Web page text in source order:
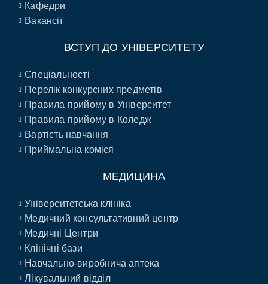
Кафедри
Вакансії
ВСТУП ДО УНІВЕРСИТЕТУ
Спеціальності
Перелік конкурсних предметів
Правила прийому в Університет
Правила прийому в Коледж
Вартість навчання
Приймальна коміся
МЕДИЦИНА
Університетська клініка
Медичний консультативний центр
Медичні Центри
Клінічні бази
Навчально-виробнича аптека
Лікувальний відділ